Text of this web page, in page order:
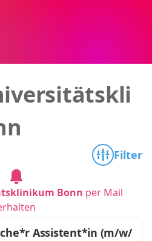
Filter
Bonn per Mail
Assistent*in (m/w/